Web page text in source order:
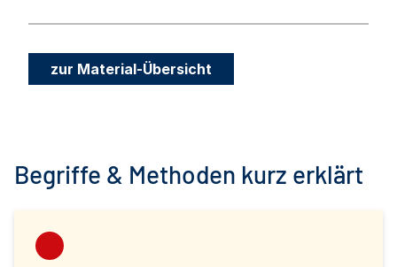
zur Material-Übersicht
Begriffe & Methoden kurz erklärt